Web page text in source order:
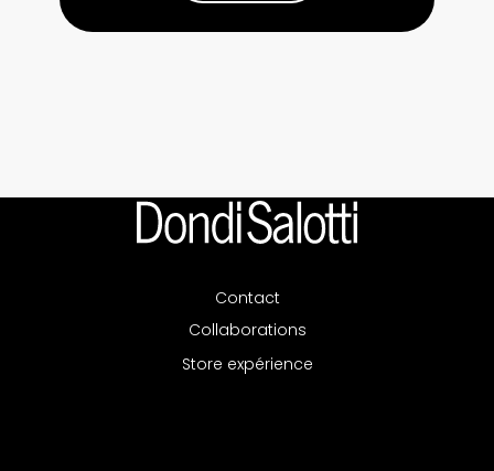
Contact
Collaborations
Store expérience